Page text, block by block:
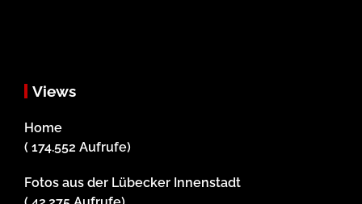
Views
Home
( 174.552 Aufrufe)
Fotos aus der Lübecker Innenstadt